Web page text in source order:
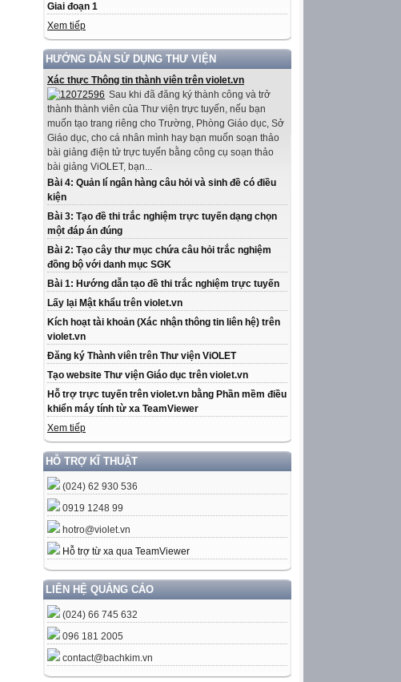
Giai đoạn 1
Xem tiếp
HƯỚNG DẪN SỬ DỤNG THƯ VIỆN
Xác thực Thông tin thành viên trên violet.vn
Sau khi đã đăng ký thành công và trở
thành thành viên của Thư viện trực tuyến, nếu bạn
muốn tạo trang riêng cho Trường, Phòng Giáo dục, Sở
Giáo dục, cho cá nhân mình hay bạn muốn soạn thảo
bài giảng điện tử trực tuyến bằng công cụ soạn thảo
bài giảng ViOLET, bạn...
Bài 4: Quản lí ngân hàng câu hỏi và sinh đề có điều
kiện
Bài 3: Tạo đề thi trắc nghiệm trực tuyến dạng chọn
một đáp án đúng
Bài 2: Tạo cây thư mục chứa câu hỏi trắc nghiệm
đồng bộ với danh mục SGK
Bài 1: Hướng dẫn tạo đề thi trắc nghiệm trực tuyến
Lấy lại Mật khẩu trên violet.vn
Kích hoạt tài khoản (Xác nhận thông tin liên hệ) trên
violet.vn
Đăng ký Thành viên trên Thư viện ViOLET
Tạo website Thư viện Giáo dục trên violet.vn
Hỗ trợ trực tuyến trên violet.vn bằng Phần mềm điều
khiển máy tính từ xa TeamViewer
Xem tiếp
HỖ TRỢ KĨ THUẬT
(024) 62 930 536
0919 1248 99
hotro@violet.vn
Hỗ trợ từ xa qua TeamViewer
LIÊN HỆ QUẢNG CÁO
(024) 66 745 632
096 181 2005
contact@bachkim.vn